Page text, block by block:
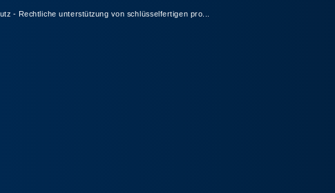
- Rechtliche unterstützung von schlüsselfertigen pro...